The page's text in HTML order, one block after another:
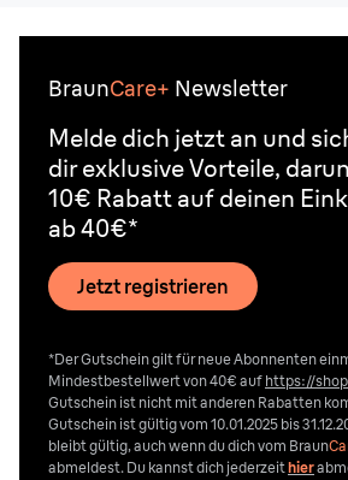
BraunCare+ Newsletter
Melde dich jetzt an und
dir exklusive Vorteile,
10€ Rabatt auf deinen
ab 40€*
Jetzt registrieren
*Der Gutschein gilt für neue Abonnenten
Mindestbestellwert von 40€ auf https://
Gutschein ist nicht mit anderen Rabatten
Gutschein ist gültig vom 10.01.2025 bis
bleibt gültig, auch wenn du dich vom Braun
abmeldest. Du kannst dich jederzeithier